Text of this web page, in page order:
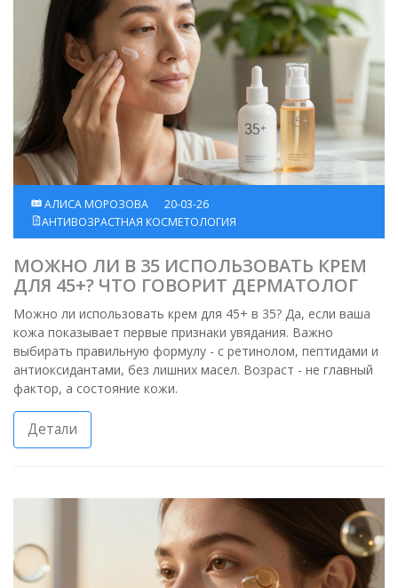
АЛИСА МОРОЗОВА
20-03-26
АНТИВОЗРАСТНАЯ КОСМЕТОЛОГИЯ
МОЖНО ЛИ В 35 ИСПОЛЬЗОВАТЬ КРЕМ
ДЛЯ 45+? ЧТО ГОВОРИТ ДЕРМАТОЛОГ
Можно ли использовать крем для 45+ в 35? Да, если ваша
кожа показывает первые признаки увядания. Важно
выбирать правильную формулу - с ретинолом, пептидами и
антиоксидантами, без лишних масел. Возраст - не главный
фактор, а состояние кожи.
Детали